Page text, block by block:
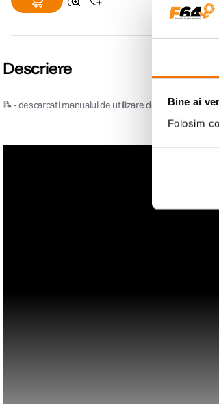
Bine ai
Folosim
Descriere
📝 - descarcati manualul de utilizare de aici